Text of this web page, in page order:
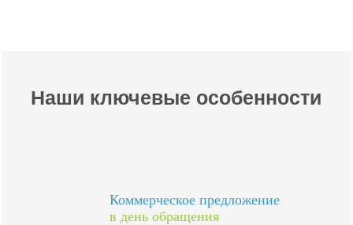
Наши ключевые особенности
Коммерческое предложение
в день обращения